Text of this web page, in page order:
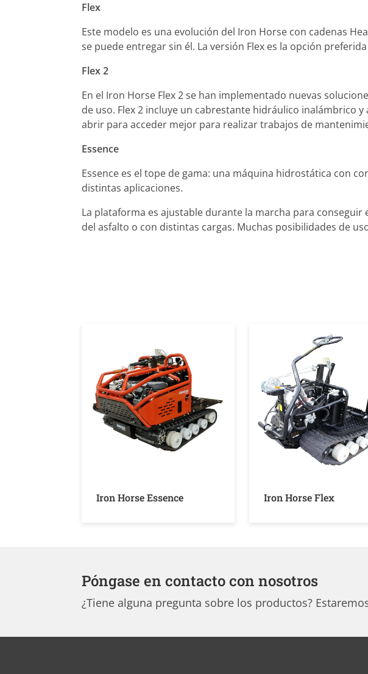
Flex
Este modelo es una evolución del Iron Horse con cadenas
se puede entregar sin él. La versión Flex es la opción
Flex 2
En el Iron Horse Flex 2 se han implementado nuevas
de uso. Flex 2 incluye un cabrestante hidráulico inalámbrico
abrir para acceder mejor para realizar trabajos de
Essence
Essence es el tope de gama: una máquina hidrostática con
distintas aplicaciones.
La plataforma es ajustable durante la marcha para
del asfalto o con distintas cargas. Muchas posibilidades de
Iron Horse Essence Iron Horse Flex
Póngase en contacto con nosotros
¿Tiene alguna pregunta sobre los productos?